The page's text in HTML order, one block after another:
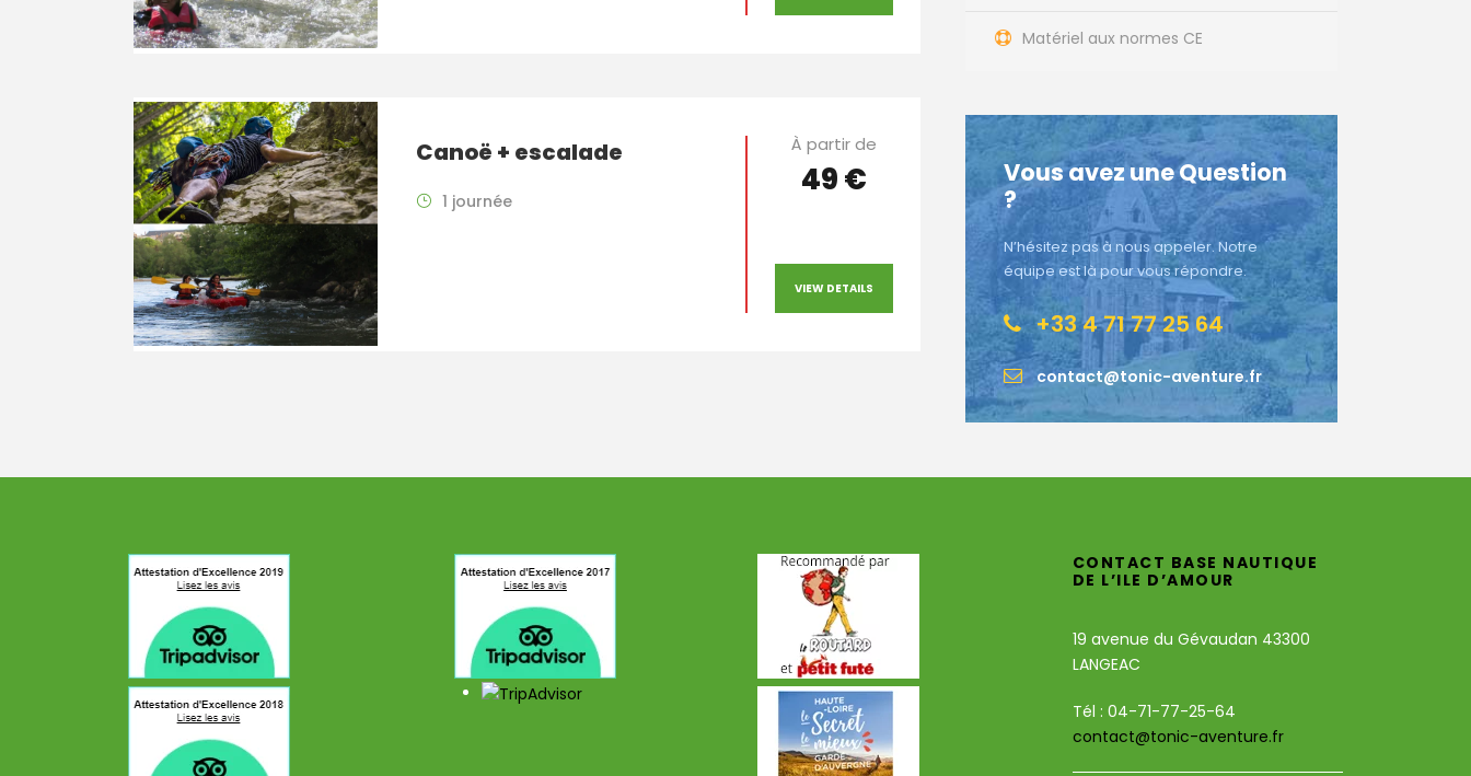
Canoë + escalade
1 journée
À partir de
49 €
VIEW DETAILS
Matériel aux normes CE
Vous avez une Question
?
N’hésitez pas à nous appeler. Notre
équipe est là pour vous répondre.
+33 4 71 77 25 64
contact@tonic-aventure.fr
CONTACT BASE NAUTIQUE
DE L’ILE D’AMOUR
19 avenue du Gévaudan 43300
LANGEAC
Tél : 04-71-77-25-64
contact@tonic-aventure.fr